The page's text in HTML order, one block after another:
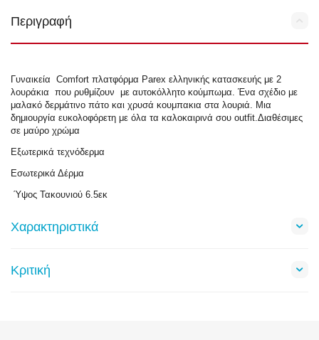
Περιγραφή
Γυναικεία Comfort πλατφόρμα Parex ελληνικής κατασκευής με 2
λουράκια που ρυθμίζουν με αυτοκόλλητο κούμπωμα. Ένα σχέδιο με
μαλακό δερμάτινο πάτο και χρυσά κουμπακια στα λουριά. Μια
δημιουργία ευκολοφόρετη με όλα τα καλοκαιρινά σου outfit.Διαθέσιμες
σε μαύρο χρώμα
Εξωτερικά τεχνόδερμα
Εσωτερικά Δέρμα
Ύψος Τακουνιού 6.5εκ
Χαρακτηριστικά
Κριτική